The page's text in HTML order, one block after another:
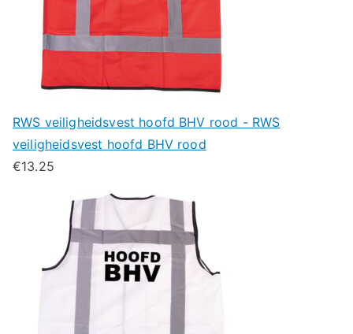
RWS veiligheidsvest hoofd BHV rood - RWS
veiligheidsvest hoofd BHV rood
€13.25